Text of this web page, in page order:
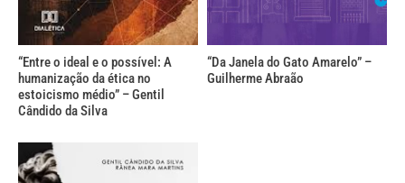
“Entre o ideal e o possível: A
humanização da ética no
estoicismo médio” – Gentil
Cândido da Silva
“Da Janela do Gato Amarelo” –
Guilherme Abraão